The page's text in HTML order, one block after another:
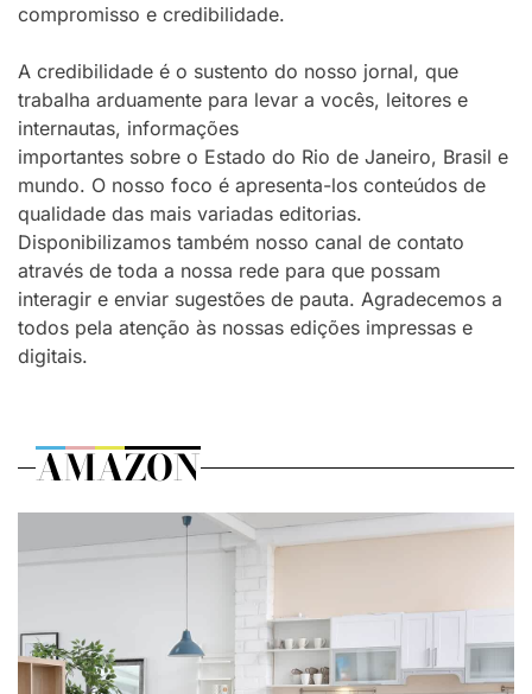
compromisso e credibilidade.
A credibilidade é o sustento do nosso jornal, que
trabalha arduamente para levar a vocês, leitores e
internautas, informações
importantes sobre o Estado do Rio de Janeiro, Brasil e
mundo. O nosso foco é apresenta-los conteúdos de
qualidade das mais variadas editorias.
Disponibilizamos também nosso canal de contato
através de toda a nossa rede para que possam
interagir e enviar sugestões de pauta. Agradecemos a
todos pela atenção às nossas edições impressas e
digitais.
AMAZON